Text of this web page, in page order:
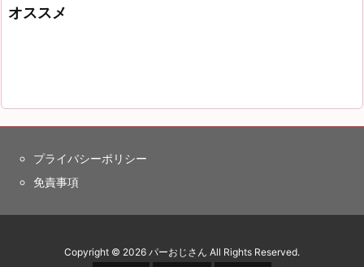
オススメ
プライバシーポリシー
免責事項
Copyright © 2026 パーおじさん All Rights Reserved.